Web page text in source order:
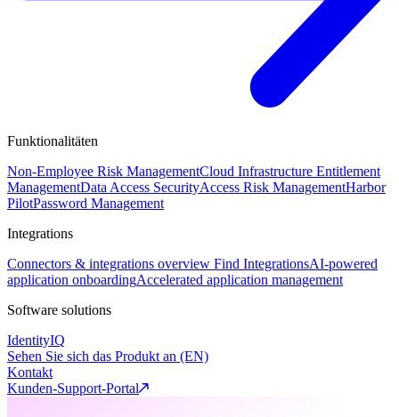
Funktionalitäten
Non-Employee Risk ManagementCloud Infrastructure Entitlement
ManagementData Access SecurityAccess Risk ManagementHarbor
PilotPassword Management
Integrations
Connectors & integrations overview Find IntegrationsAI-powered
application onboardingAccelerated application management
Software solutions
IdentityIQ
Sehen Sie sich das Produkt an (EN)
Kontakt
Kunden-Support-Portal